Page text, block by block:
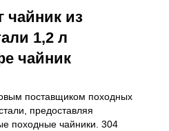
чайник из
1,2 л
чайник
поставщиком походных
предоставляя
походные чайники. 304